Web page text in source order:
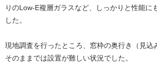
りのLow-E複層ガラスなど、しっかりと性能に
した。
現地調査を行ったところ、窓枠の奥行き（見込
そのままでは設置が難しい状況でした。